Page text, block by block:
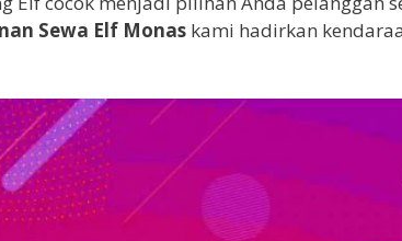
Sewa Elf Monas kami hadirkan